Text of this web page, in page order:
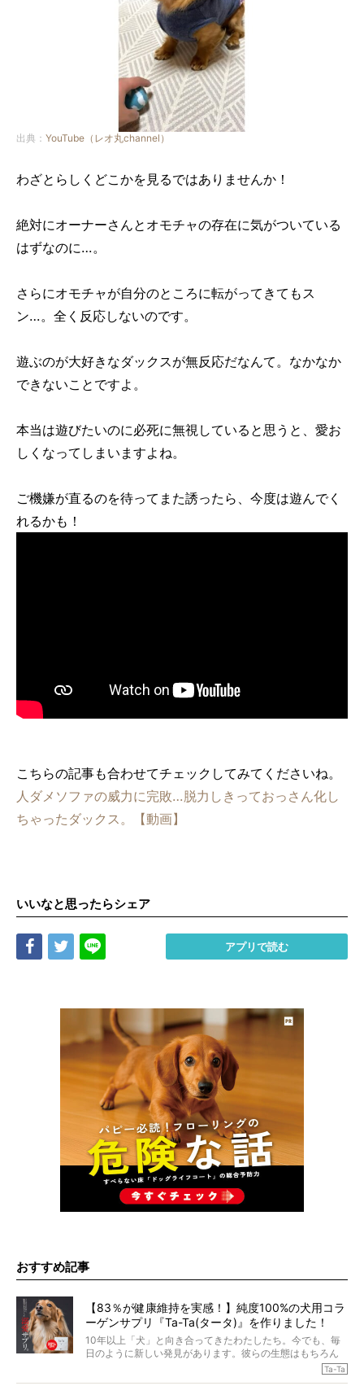
出典： YouTube（レオ丸channel）
わざとらしくどこかを見るではありませんか！
絶対にオーナーさんとオモチャの存在に気がついている
はずなのに…。
さらにオモチャが自分のところに転がってきてもス
ン…。全く反応しないのです。
遊ぶのが大好きなダックスが無反応だなんて。なかなか
できないことですよ。
本当は遊びたいのに必死に無視していると思うと、愛お
しくなってしまいますよね。
ご機嫌が直るのを待ってまた誘ったら、今度は遊んでく
れるかも！
こちらの記事も合わせてチェックしてみてくださいね。
人ダメソファの威力に完敗…脱力しきっておっさん化し
ちゃったダックス。【動画】
いいなと思ったらシェア
Share Tweet アプリで読む
おすすめ記事
【83％が健康維持を実感！】純度100%の犬用コラ
ーゲンサプリ『Ta-Ta(タータ)』を作りました！
10年以上「犬」と向き合ってきたわたしたち。今でも、毎
日のように新しい発見があります。彼らの生態はもちろん
のこと、「食事」に関することも同じです。昔の犬は25年
も生きたといわれていますが、長生きの秘訣はバランスの
Ta-Ta